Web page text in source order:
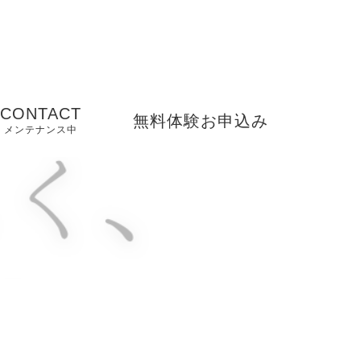
CONTACT
メンテナンス中
無料体験お申込み